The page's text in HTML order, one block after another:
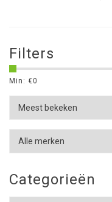
Filters
Min: €0
Categorieën